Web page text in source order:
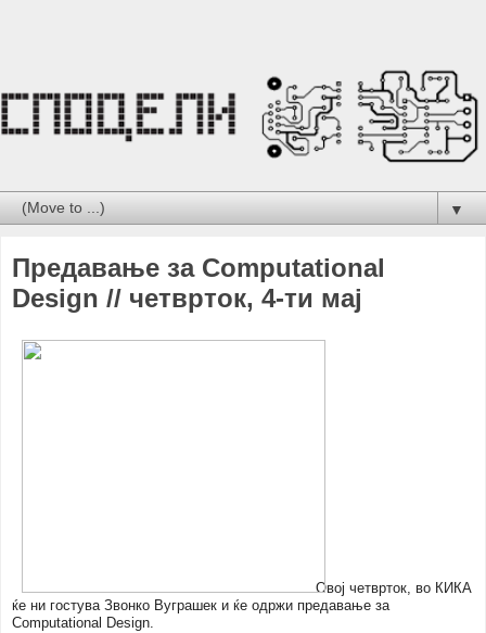
▼
Предавање за Computational
Design // четврток, 4-ти мај
Овој четврток, во КИКА
ќе ни гостува Звонко Вуграшек и ќе одржи предавање за
Computational Design.